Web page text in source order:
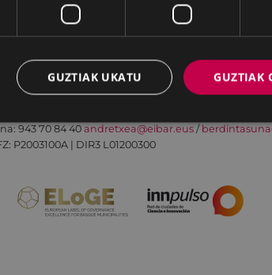
Kontaktua Lege-oharra
Udalaren sare sozial guztiak
943 70 84 40andretxea@eibar.eus/
P2003100A | DIR3 L01200300
GUZTIAK
GUZTIAK UKATU